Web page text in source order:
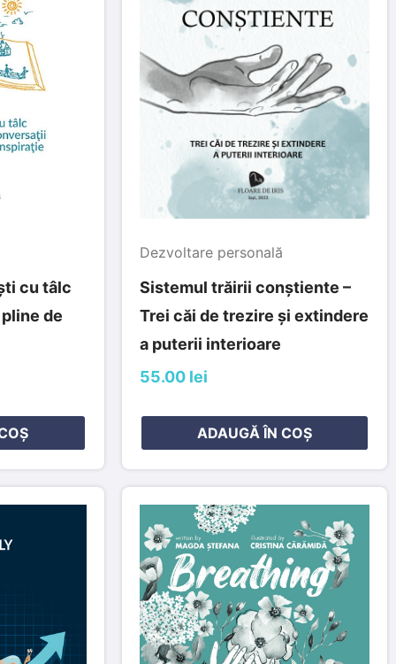
cu tâlc
de
Dezvoltare personală
Sistemul trăirii conștiente –
Trei căi de trezire și extindere
a puterii interioare
55.00 lei
ADAUGĂ ÎN COȘ